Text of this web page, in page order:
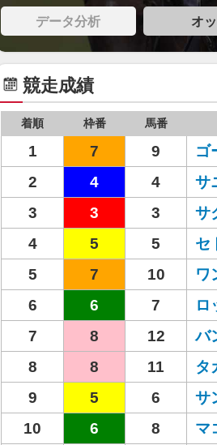
データ分析 オ
競走成績
着順 枠番 馬番
1 7 9 ゴ
2
4 4 サ
3
3 3 サ
4
5 5 セ
5
7 10 ワ
6
6 7 ロ
7
8 12 バ
8
8 11 タ
9
5 6 サ
10
6 8 マ